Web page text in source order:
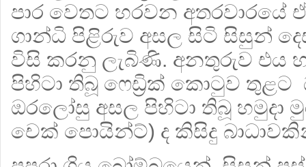
පාර වෙතට හරවන අතරවාරයේ
ගාන්ධි පිළිරුව අසල සිටි සිසුන්
විසි කරනු ලැබිණි. අනතුරුව එය
පිහිටා තිබූ ෆෙඩ්‍රික් කොටුව
ඔරලෝසු අසල පිහිටා තිබූ හමුදා
චෙක් පොයින්ට්) ද කිසිදු